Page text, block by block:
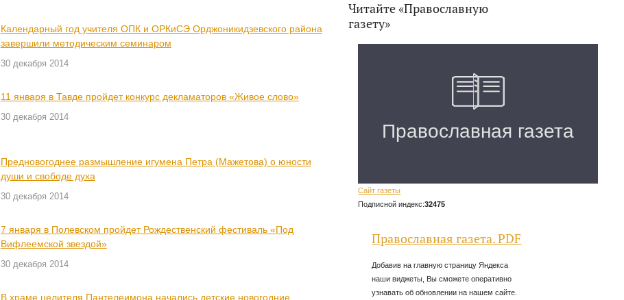
Календарный год учителя ОПК и ОРКиСЭ Орджоникидзевского района
завершили методическим семинаром
30 декабря 2014
11 января в Тавде пройдет конкурс декламаторов «Живое слово»
30 декабря 2014
Предновогоднее размышление игумена Петра (Мажетова) о юности
души и свободе духа
30 декабря 2014
7 января в Полевском пройдет Рождественский фестиваль «Под
Вифлеемской звездой»
30 декабря 2014
В храме целителя Пантелеимона начались детские новогодние
Читайте «Православную
газету»
Сайт газеты
Подписной индекс:32475
Православная газета. PDF
Добавив на главную страницу Яндекса
наши виджеты, Вы сможете оперативно
узнавать об обновлении на нашем сайте.